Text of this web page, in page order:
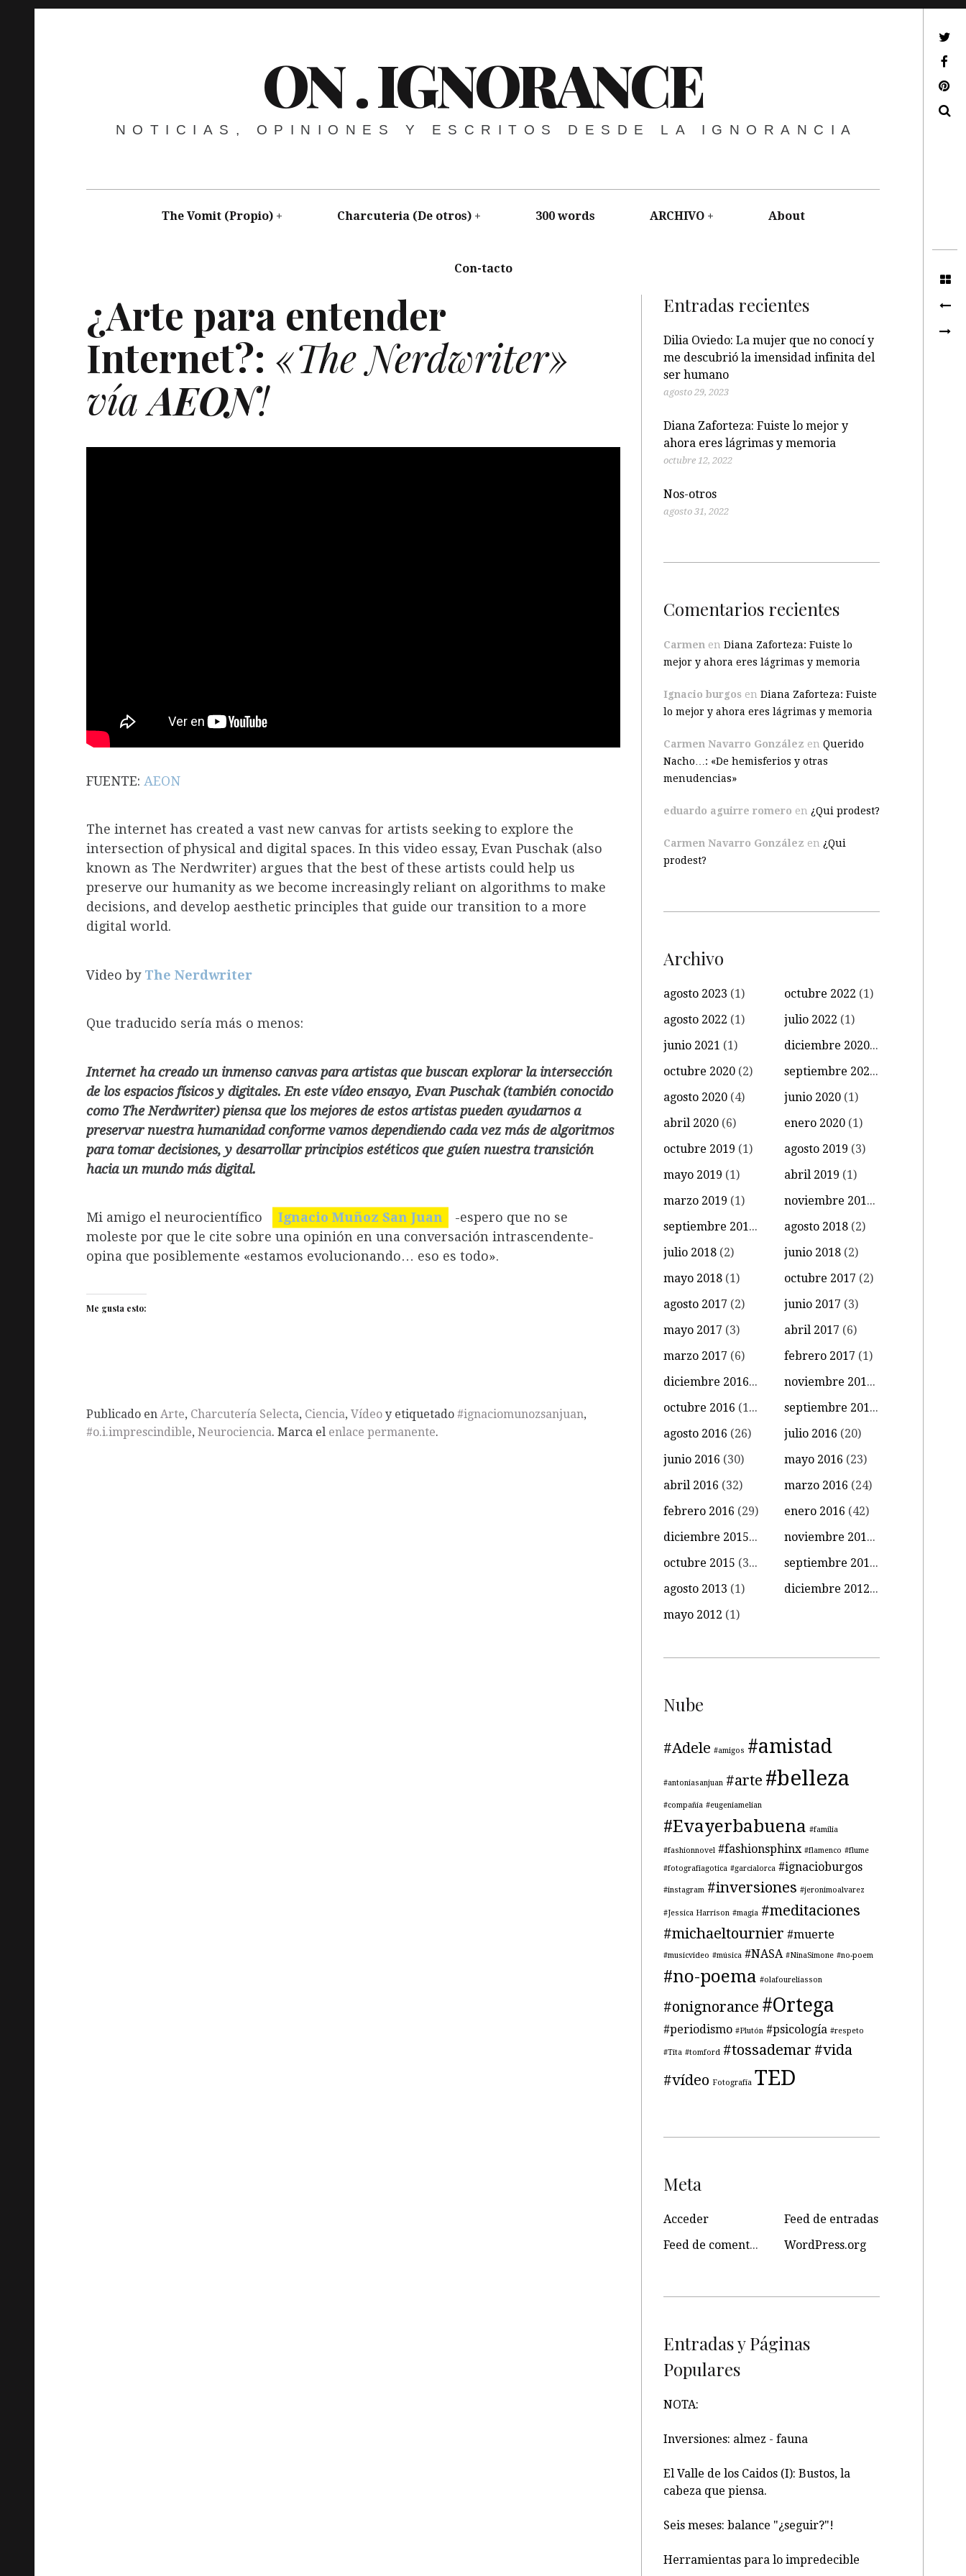
ON . IGNORANCE
NOTICIAS, OPINIONES Y ESCRITOS DESDE LA IGNORANCIA
The Vomit (Propio) Charcuteria (De otros) 300 words ARCHIVO About
Con-tacto
¿Arte para entender
Internet?: «The Nerdwriter»
víaAEON!
FUENTE: AEON
The internet has created a vast new canvas for artists seeking to explore the
intersection of physical and digital spaces. In this video essay, Evan Puschak (also
known as The Nerdwriter) argues that the best of these artists could help us
preserve our humanity as we become increasingly reliant on algorithms to make
decisions, and develop aesthetic principles that guide our transition to a more
digital world.
Video by The Nerdwriter
Que traducido sería más o menos:
Internet ha creado un inmenso canvas para artistas que buscan explorar la intersección
de los espacios físicos y digitales. En este vídeo ensayo, Evan Puschak (también conocido
como The Nerdwriter) piensa que los mejores de estos artistas pueden ayudarnos a
preservar nuestra humanidad conforme vamos dependiendo cada vez más de algoritmos
para tomar decisiones, y desarrollar principios estéticos que guíen nuestra transición
hacia un mundo más digital.
Mi amigo el neurocientífico Ignacio Muñoz San Juan
-espero que no se
moleste por que le cite sobre una opinión en una conversación intrascendente-
opina que posiblemente «estamos evolucionando… eso es todo».
Me gusta esto:
Publicado en Arte, Charcutería Selecta, Ciencia, Vídeo y etiquetado #ignaciomunozsanjuan,
#o.i.imprescindible, Neurociencia. Marca el enlace permanente.
Entradas recientes
Dilia Oviedo: La mujer que no conocí y
me descubrió la imensidad infinita del
ser humano
agosto 29, 2023
Diana Zaforteza: Fuiste lo mejor y
ahora eres lágrimas y memoria
octubre 12, 2022
Nos-otros
agosto 31, 2022
Comentarios recientes
Carmen en Diana Zaforteza: Fuiste lo
mejor y ahora eres lágrimas y memoria
Ignacio burgos en Diana Zaforteza: Fuiste
lo mejor y ahora eres lágrimas y memoria
Carmen Navarro González en Querido
Nacho…: «De hemisferios y otras
menudencias»
eduardo aguirre romero en ¿Qui prodest?
Carmen Navarro González en ¿Qui
prodest?
Archivo
agosto 2023 (1) octubre 2022 (1)
agosto 2022 (1) julio 2022 (1)
junio 2021 (1) diciembre 2020
(1)
octubre 2020(2) septiembre 2020(3)
agosto 2020(4) junio 2020 (1)
abril 2020(6) enero 2020 (1)
octubre 2019 (1) agosto 2019 (3)
mayo 2019 (1) abril 2019 (1)
marzo 2019 (1) noviembre 2018(2)
septiembre 2018(1) agosto 2018 (2)
julio 2018(2) junio 2018 (2)
mayo 2018(1) octubre 2017 (2)
agosto 2017 (2) junio 2017 (3)
mayo 2017 (3) abril 2017 (6)
marzo 2017 (6) febrero 2017 (1)
diciembre 2016
(4) noviembre 2016(11)
octubre 2016 (14) septiembre 2016(18)
agosto 2016 (26) julio 2016 (20)
junio 2016 (30) mayo 2016 (23)
abril 2016 (32) marzo 2016 (24)
febrero 2016 (29) enero 2016 (42)
diciembre 2015
(39) noviembre 2015(18)
octubre 2015 (34) septiembre 2015(15)
agosto 2013 (1) diciembre 2012
(1)
mayo 2012 (1)
Nube
#Adele #amigos #amistad
#antoniasanjuan #arte #belleza
#compañía #eugeniamelian
#Evayerbabuena #familia
#fashionnovel #fashionsphinx #flamenco #flume
#fotografiagotica #garcialorca #ignacioburgos
#instagram #inversiones #jeronimoalvarez
#Jessica Harrison #magia #meditaciones
#michaeltournier #muerte
#musicvideo #música #NASA #NinaSimone #no-poem
#no-poema #olafoureliasson
#onignorance #Ortega
#periodismo #Plutón #psicología #respeto
#Tita #tomford #tossademar #vida
#vídeo Fotografía TED
Meta
Acceder
Feed de entradas
Feed de comentarios
WordPress.org
Entradas y Páginas
Populares
NOTA:
Inversiones: almez - fauna
El Valle de los Caidos (I): Bustos, la
cabeza que piensa.
Seis meses: balance "¿seguir?"!
Herramientas para lo impredecible